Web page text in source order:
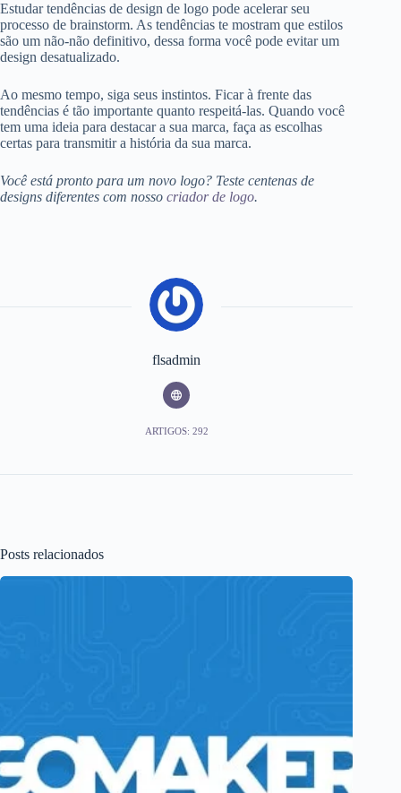
Estudar tendências de design de logo pode acelerar seu
processo de brainstorm. As tendências te mostram que estilos
são um não-não definitivo, dessa forma você pode evitar um
design desatualizado.
Ao mesmo tempo, siga seus instintos. Ficar à frente das
tendências é tão importante quanto respeitá-las. Quando você
tem uma ideia para destacar a sua marca, faça as escolhas
certas para transmitir a história da sua marca.
Você está pronto para um novo logo? Teste centenas de
designs diferentes com nosso criador de logo.
flsadmin
ARTIGOS: 292
Posts relacionados